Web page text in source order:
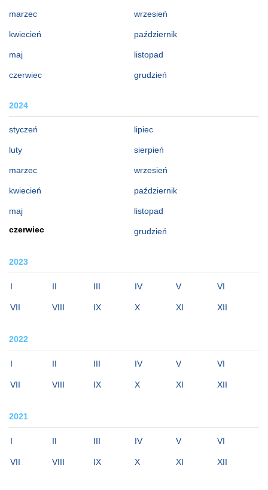
marzec
kwiecień
maj
czerwiec
wrzesień
październik
listopad
grudzień
2024
styczeń
luty
marzec
kwiecień
maj
czerwiec
lipiec
sierpień
wrzesień
październik
listopad
grudzień
2023
I II III IV V VI
VII VIII IX X XI XII
2022
I II III IV V VI
VII VIII IX X XI XII
2021
I II III IV V VI
VII VIII IX X XI XII